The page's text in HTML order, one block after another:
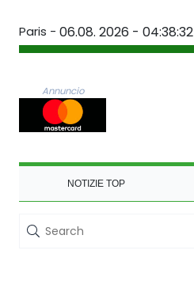
Paris - 06.08. 2026 - 04:38:32
Annuncio
NOTIZIE TOP